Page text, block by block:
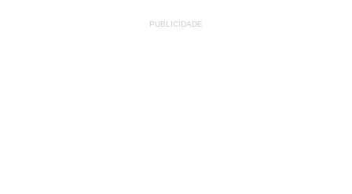
PUBLICIDADE